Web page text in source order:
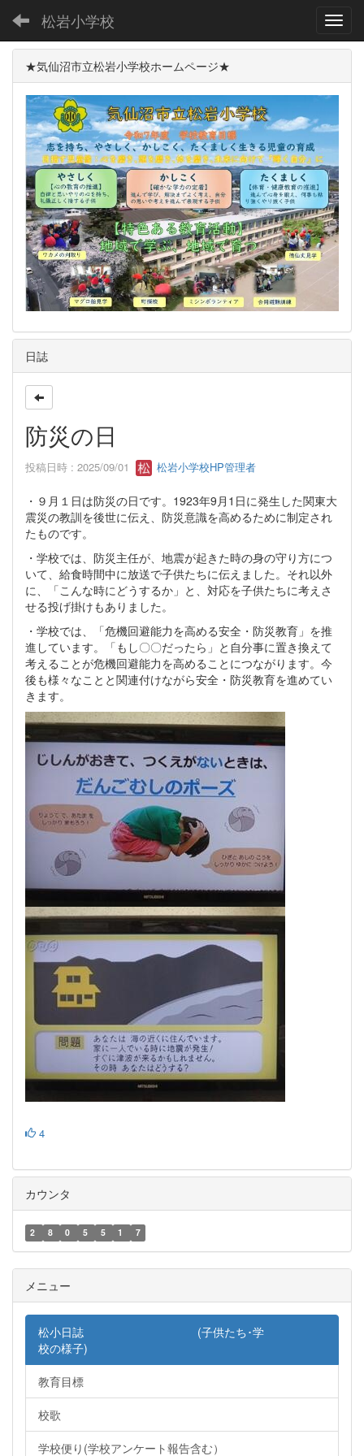
松岩小学校
★気仙沼市立松岩小学校ホームページ★
日誌
防災の日
投稿日時 : 2025/09/01 松岩小学校HP管理者
・９月１日は防災の日です。1923年9月1日に発生した関東大
震災の教訓を後世に伝え、防災意識を高めるために制定され
たものです。
・学校では、防災主任が、地震が起きた時の身の守り方につ
いて、給食時間中に放送で子供たちに伝えました。それ以外
に、「こんな時にどうするか」と、対応を子供たちに考えさ
せる投げ掛けもありました。
・学校では、「危機回避能力を高める安全・防災教育」を推
進しています。「もし〇〇だったら」と自分事に置き換えて
考えることが危機回避能力を高めることにつながります。今
後も様々なことと関連付けながら安全・防災教育を進めてい
きます。
4
カウンタ
2 8 0 5 5 1 7
メニュー
松小日誌 (子供たち･学
校の様子)
教育目標
校歌
学校便り(学校アンケート報告含む）